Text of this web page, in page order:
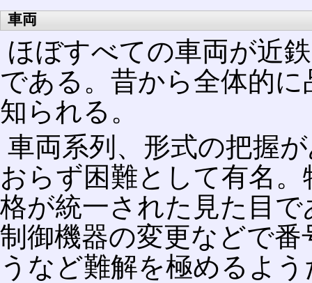
車両
ほぼすべての車両が近
である。昔から全体的
知られる。
車両系列、形式の把握
おらず困難として有名
格が統一された見た目
制御機器の変更などで
うなど難解を極めるよう